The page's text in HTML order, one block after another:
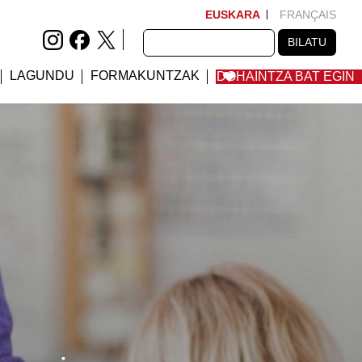
EUSKARA FRANÇAIS
BILATU BILATU
LAGUNDU FORMAKUNTZAK DOHAINTZA BAT EGIN